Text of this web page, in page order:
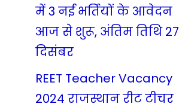
में 3 नई भर्तियों के आवेदन
आज से शुरू, अंतिम तिथि 27
दिसंबर
REET Teacher Vacancy
2024 राजस्थान रीट टीचर